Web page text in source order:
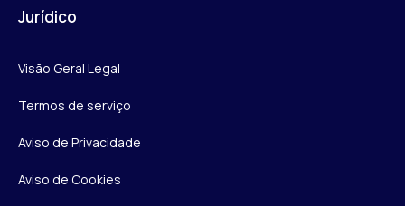
Jurídico
Visão Geral Legal
Termos de serviço
Aviso de Privacidade
Aviso de Cookies